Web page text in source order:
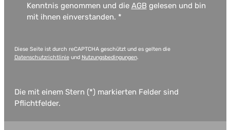
Kenntnis genommen und die AGB gelesen und bin
mit ihnen einverstanden. *
Diese Seite ist durch reCAPTCHA geschützt und es gelten die
Datenschutzrichtlinieund Nutzungsbedingungen.
Die mit einem Stern (*) markierten Felder sind
Pflichtfelder.